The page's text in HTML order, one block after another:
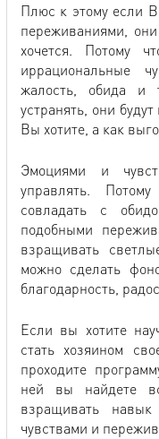
Плюс к этому если
переживаниями,
хочется. Потому
иррациональные
жалость, обида и
устранять, они
Вы хотите, а как
Эмоциями и
управлять.
совладать с
подобными
взращивать
можно сделать
благодарность,
Если вы хотите
стать хозяином
проходите
ней вы найдете
взращивать
чувствами и